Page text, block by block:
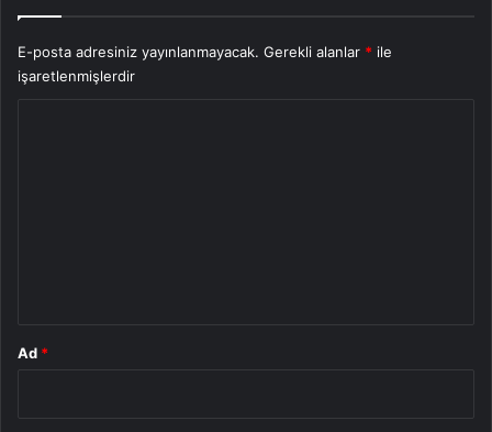
E-posta adresiniz yayınlanmayacak. Gerekli alanlar * ile
işaretlenmişlerdir
Ad *